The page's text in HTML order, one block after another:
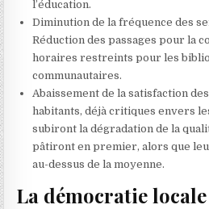
l’éducation.
Diminution de la fréquence des
Réduction des passages pour la
horaires restreints pour les
communautaires.
Abaissement de la satisfaction
habitants, déjà critiques envers
subiront la dégradation de la
pâtiront en premier, alors que
au-dessus de la moyenne.
La démocratie